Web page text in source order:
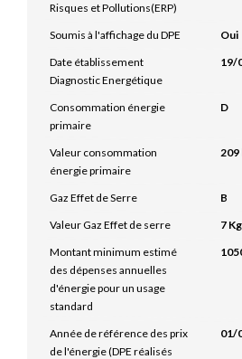
Risques et Pollutions(ERP)
Soumis à l'affichage du DPE
Oui
Date établissement
Diagnostic Energétique
19/
Consommation énergie
primaire
D
Valeur consommation
énergie primaire
209
Gaz Effet de Serre
B
Valeur Gaz Effet de serre
7
Montant minimum estimé
des dépenses annuelles
d'énergie pour un usage
standard
Année de référence des prix
de l'énergie (DPE réalisés
01/